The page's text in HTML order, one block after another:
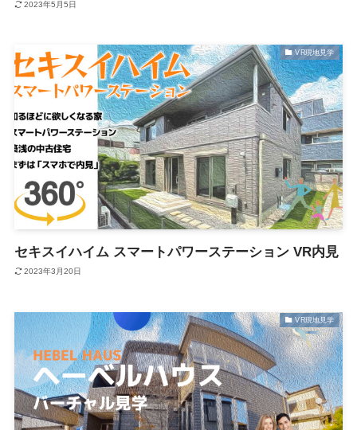
2023年5月5日
VR現地見学
セキスイハイム スマートパワーステーション VR内見
2023年3月20日
VR現地見学